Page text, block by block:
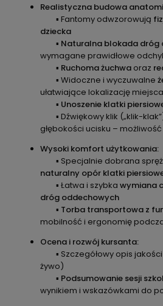
Realistyczna budowa
▪ Fantomy odwzorowują
dziecka
▪ Naturalna blokada dróg
wymagane prawidłowe
▪ Ruchoma żuchwa oraz
▪ Widoczne i wyczuwalne
ułatwiające lokalizację
▪ Unoszenie klatki
▪ Dźwiękowy klik („klik-
głębokości ucisku –
Wysoki komfort użytkowania:
▪ Specjalnie dobrana
naturalny opór klatki
▪ Łatwa i szybka wymiana
dróg oddechowych
▪ Torba transportowa z
mobilność i ergonomię
Ocena i rozwój kursanta:
▪ Szczegółowy opis jakości
żywo)
▪ Podsumowanie sesji
wynikiem i wskazówkami do